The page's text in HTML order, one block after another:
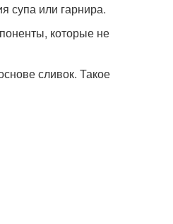
супа или гарнира.
которые не
сливок. Такое